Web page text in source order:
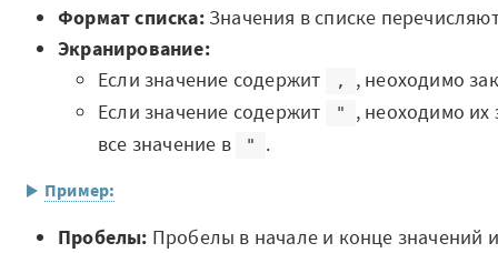
Мероприятия
Марафоны
Генеральная уборка данных
Формат списка:Значения в списке
Экранирование:
Если значение содержит
,
, неоходимо
Если значение содержит
"
, неоходимо
все значение в
" .
Пример:
Исходный набор данных
Пробелы: Пробелы в начале и конце значений